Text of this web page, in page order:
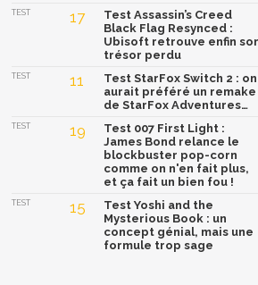
TEST 17
Test Assassin’s Creed
Black Flag Resynced :
Ubisoft retrouve enfin
trésor perdu
TEST 11
Test StarFox Switch 2 : on
aurait préféré un remake
de StarFox Adventures…
TEST 19
Test 007 First Light :
James Bond relance le
blockbuster pop-corn
comme on n'en fait plus,
et ça fait un bien fou !
TEST 15
Test Yoshi and the
Mysterious Book : un
concept génial, mais une
formule trop sage